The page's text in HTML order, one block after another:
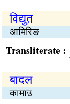
विद्युत
आमिरिङ
:
बादल
कामाउ